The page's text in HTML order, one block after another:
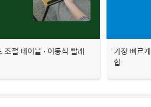
절 테이블 · 이동식 빨래
가장 빠르
합